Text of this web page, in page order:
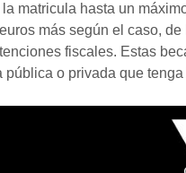
matricula hasta un
más según el caso,
fiscales. Estas
pública o privada que